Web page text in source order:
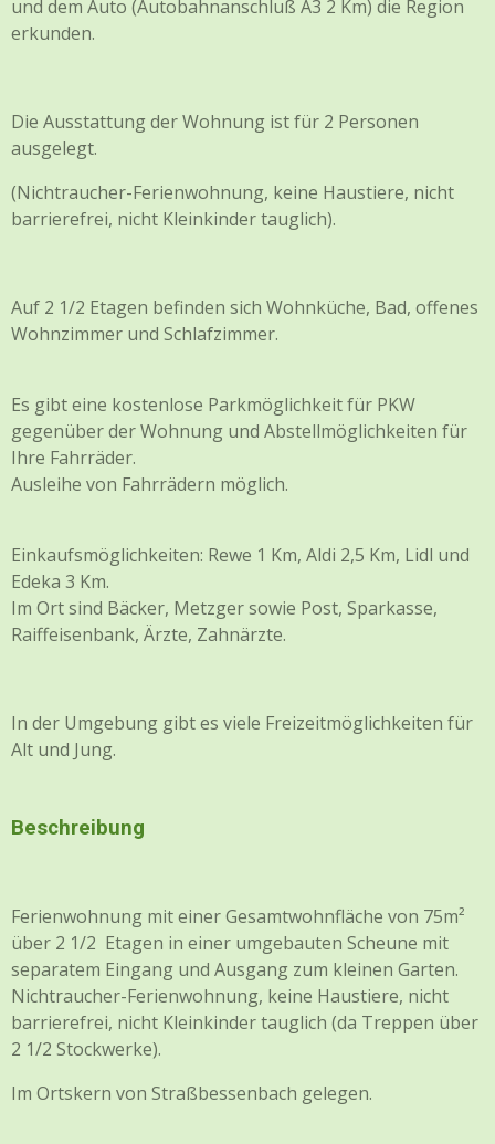
und dem Auto (Autobahnanschluß A3 2 Km) die Region
erkunden.
Die Ausstattung der Wohnung ist für 2 Personen
ausgelegt.
(Nichtraucher-Ferienwohnung, keine Haustiere, nicht
barrierefrei, nicht Kleinkinder tauglich).
Auf 2 1/2 Etagen befinden sich Wohnküche, Bad, offenes
Wohnzimmer und Schlafzimmer.
Es gibt eine kostenlose Parkmöglichkeit für PKW
gegenüber der Wohnung und Abstellmöglichkeiten für
Ihre Fahrräder.
Ausleihe von Fahrrädern möglich.
Einkaufsmöglichkeiten: Rewe 1 Km, Aldi 2,5 Km, Lidl und
Edeka 3 Km.
Im Ort sind Bäcker, Metzger sowie Post, Sparkasse,
Raiffeisenbank, Ärzte, Zahnärzte.
In der Umgebung gibt es viele Freizeitmöglichkeiten für
Alt und Jung.
Beschreibung
Ferienwohnung mit einer Gesamtwohnfläche von 75m²
über 2 1/2 Etagen in einer umgebauten Scheune mit
separatem Eingang und Ausgang zum kleinen Garten.
Nichtraucher-Ferienwohnung, keine Haustiere, nicht
barrierefrei, nicht Kleinkinder tauglich (da Treppen über
2 1/2 Stockwerke).
Im Ortskern von Straßbessenbach gelegen.